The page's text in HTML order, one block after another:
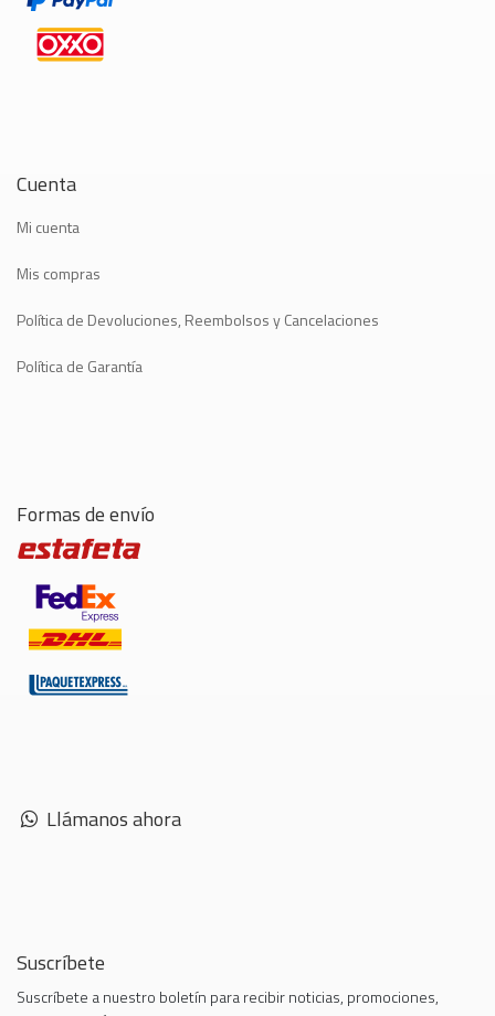
Cuenta
Mi cuenta
Mis compras
Política de Devoluciones, Reembolsos y Cancelaciones
Política de Garantía
Formas de envío
Llámanos ahora
Suscríbete
Suscríbete a nuestro boletín para recibir noticias, promociones,